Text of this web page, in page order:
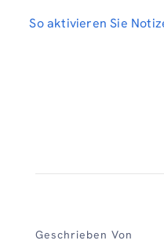
So aktivieren Sie
Geschrieben Von